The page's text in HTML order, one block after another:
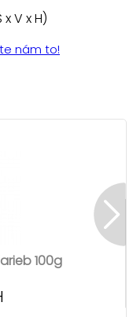
V x H)
nám to!
100g